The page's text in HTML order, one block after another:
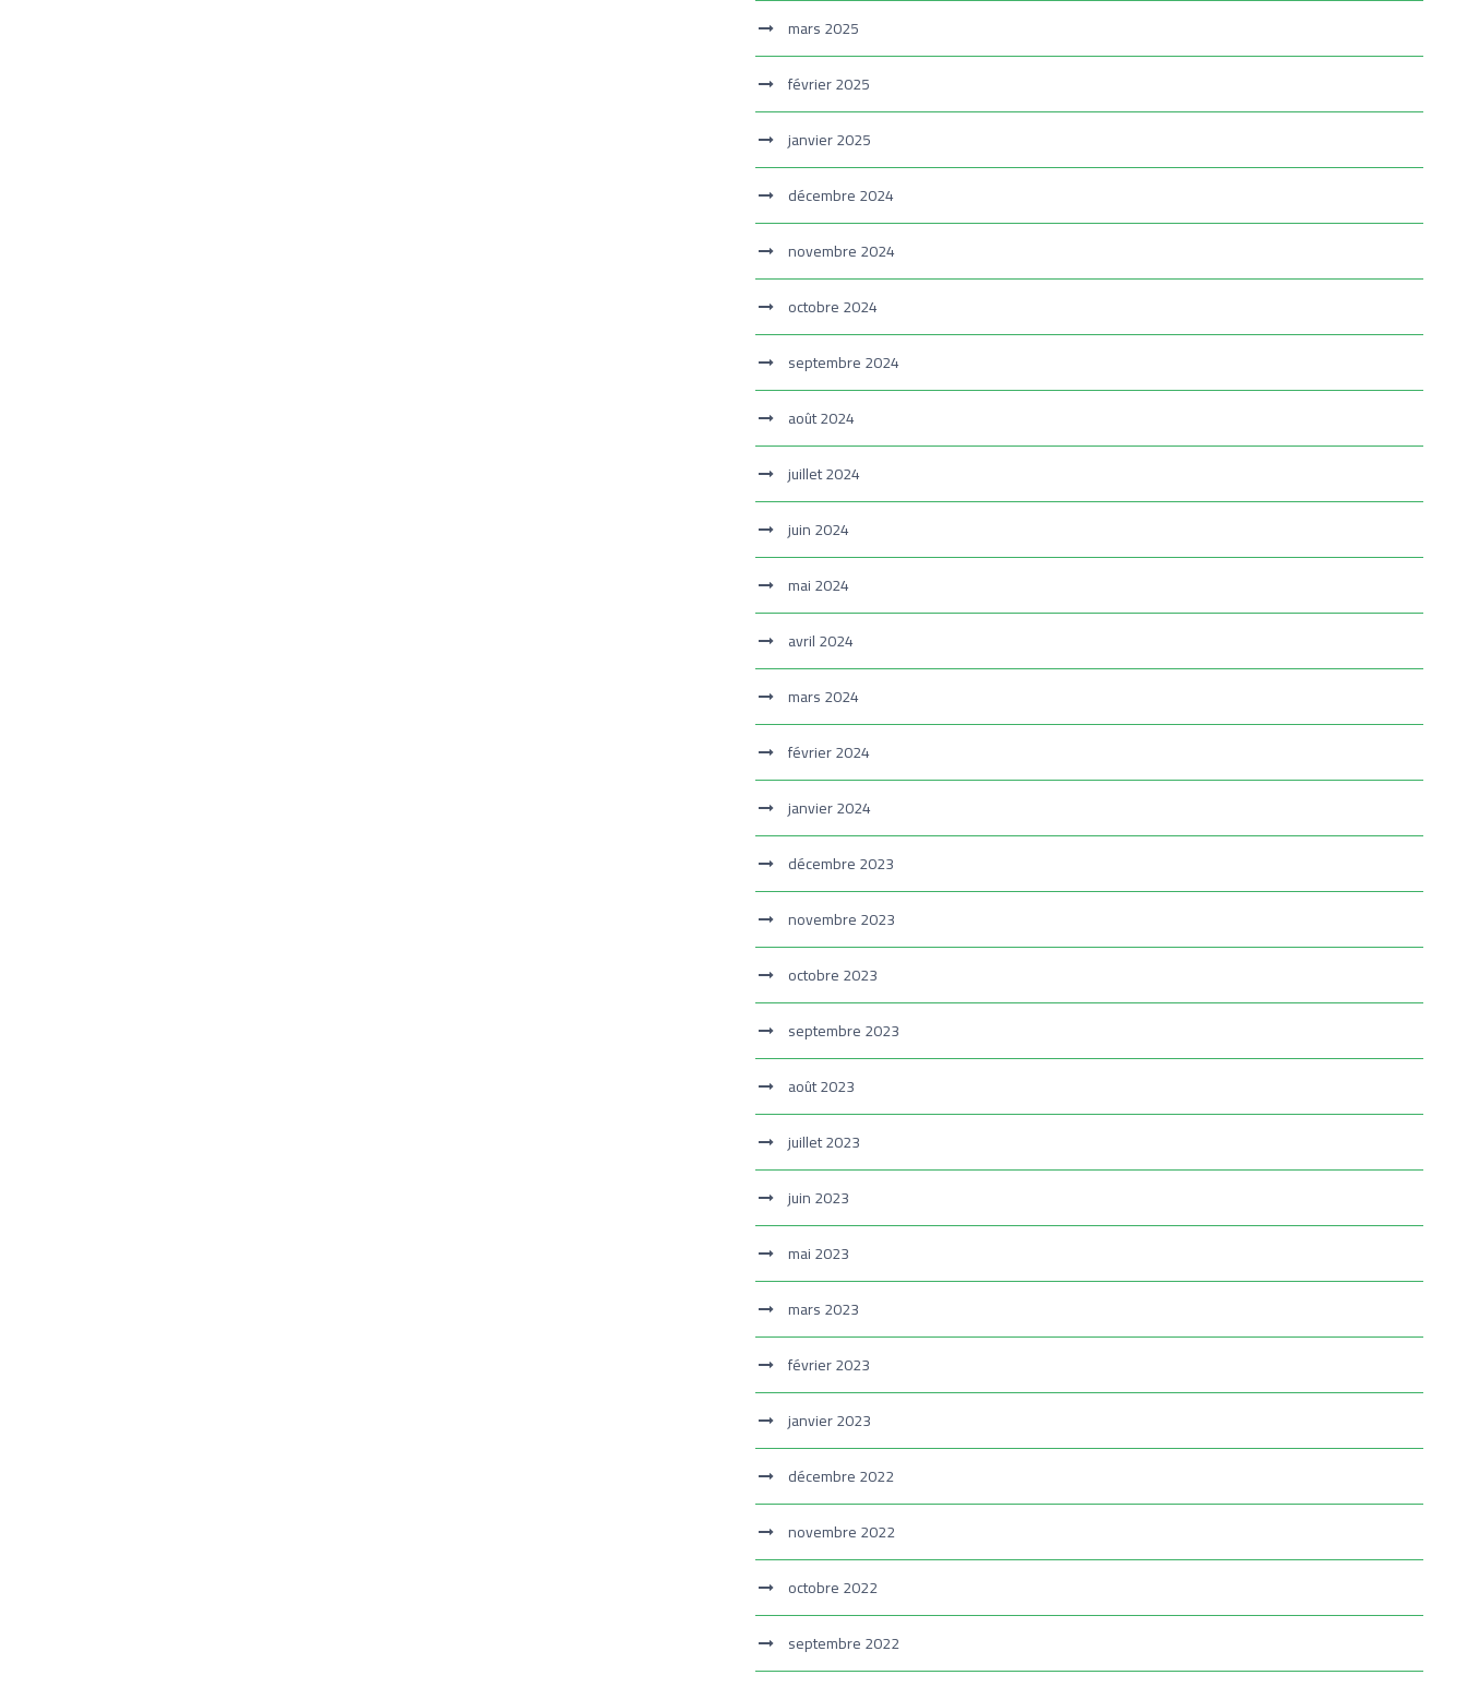
mars 2025
février 2025
janvier 2025
décembre 2024
novembre 2024
octobre 2024
septembre 2024
août 2024
juillet 2024
juin 2024
mai 2024
avril 2024
mars 2024
février 2024
janvier 2024
décembre 2023
novembre 2023
octobre 2023
septembre 2023
août 2023
juillet 2023
juin 2023
mai 2023
mars 2023
février 2023
janvier 2023
décembre 2022
novembre 2022
octobre 2022
septembre 2022